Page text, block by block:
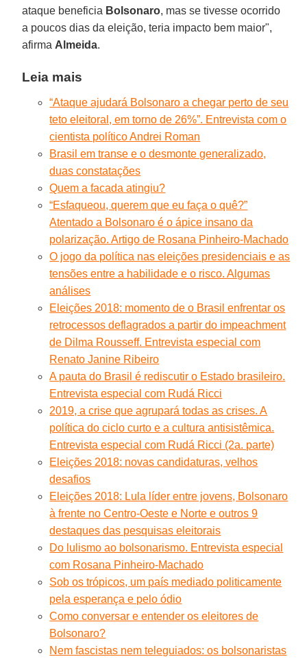
ataque beneficia Bolsonaro, mas se tivesse ocorrido
a poucos dias da eleição, teria impacto bem maior",
afirma Almeida.
Leia mais
“Ataque ajudará Bolsonaro a chegar perto de seu
teto eleitoral, em torno de 26%”. Entrevista com o
cientista político Andrei Roman
Brasil em transe e o desmonte generalizado,
duas constatações
Quem a facada atingiu?
“Esfaqueou, querem que eu faça o quê?”
Atentado a Bolsonaro é o ápice insano da
polarização. Artigo de Rosana Pinheiro-Machado
O jogo da política nas eleições presidenciais e as
tensões entre a habilidade e o risco. Algumas
análises
Eleições 2018: momento de o Brasil enfrentar os
retrocessos deflagrados a partir do impeachment
de Dilma Rousseff. Entrevista especial com
Renato Janine Ribeiro
A pauta do Brasil é rediscutir o Estado brasileiro.
Entrevista especial com Rudá Ricci
2019, a crise que agrupará todas as crises. A
política do ciclo curto e a cultura antisistêmica.
Entrevista especial com Rudá Ricci (2a. parte)
Eleições 2018: novas candidaturas, velhos
desafios
Eleições 2018: Lula líder entre jovens, Bolsonaro
à frente no Centro-Oeste e Norte e outros 9
destaques das pesquisas eleitorais
Do lulismo ao bolsonarismo. Entrevista especial
com Rosana Pinheiro-Machado
Sob os trópicos, um país mediado politicamente
pela esperança e pelo ódio
Como conversar e entender os eleitores de
Bolsonaro?
Nem fascistas nem teleguiados: os bolsonaristas